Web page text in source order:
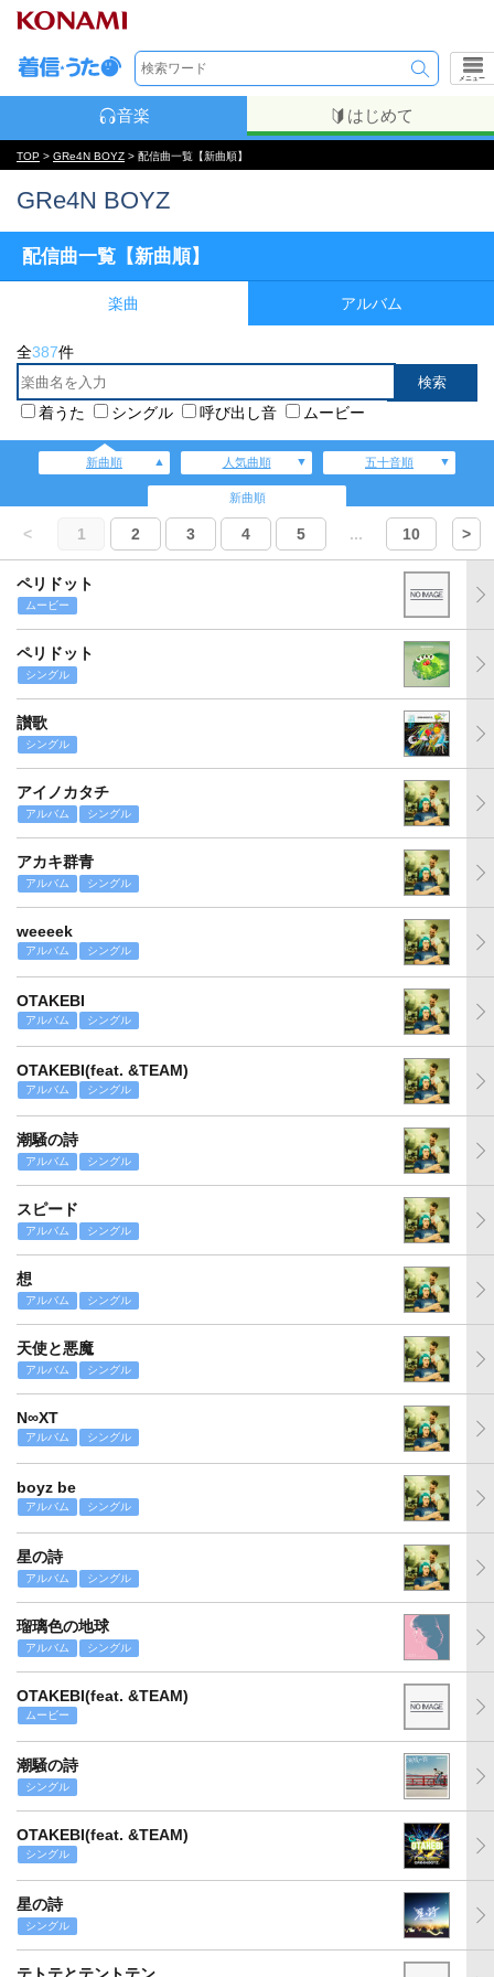
メニュー
音楽 はじめて
TOP > GRe4N BOYZ > 配信曲一覧【新曲順】
GRe4N BOYZ
配信曲一覧【新曲順】
楽曲 アルバム
全387件
着うた シングル 呼び出し音 ムービー
新曲順 人気曲順 五十音順
新曲順
< 1 2 3 4 5 ... 10 >
ペリドット
ムービー
ペリドット
シングル
讃歌
シングル
アイノカタチ
アルバム シングル
アカキ群青
アルバム シングル
weeeek
アルバム シングル
OTAKEBI
アルバム シングル
OTAKEBI(feat. &TEAM)
アルバム シングル
潮騒の詩
アルバム シングル
スピード
アルバム シングル
想
アルバム シングル
天使と悪魔
アルバム シングル
N∞XT
アルバム シングル
boyz be
アルバム シングル
星の詩
アルバム シングル
瑠璃色の地球
アルバム シングル
OTAKEBI(feat. &TEAM)
ムービー
潮騒の詩
シングル
OTAKEBI(feat. &TEAM)
シングル
星の詩
シングル